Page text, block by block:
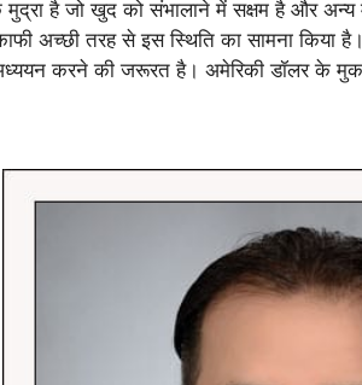
है जो खुद को संभालाने में सक्षम है और
अच्छी तरह से इस स्थिति का सामना किया
करने की जरूरत है। अमेरिकी डॉलर के